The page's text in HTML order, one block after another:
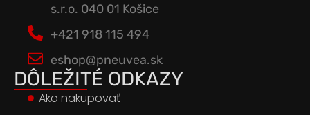
s.r.o. 040 01 Košice
+421 918 115 494
eshop@pneuvea.sk
DÔLEŽITÉ ODKAZY
Ako nakupovať